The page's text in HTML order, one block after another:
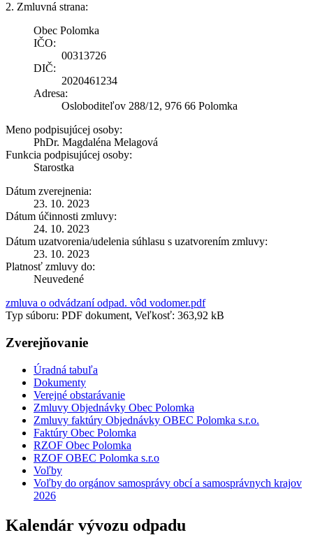
2. Zmluvná strana:
Obec Polomka
IČO:
00313726
DIČ:
2020461234
Adresa:
Osloboditeľov 288/12, 976 66 Polomka
Meno podpisujúcej osoby:
PhDr. Magdaléna Melagová
Funkcia podpisujúcej osoby:
Starostka
Dátum zverejnenia:
23. 10. 2023
Dátum účinnosti zmluvy:
24. 10. 2023
Dátum uzatvorenia/udelenia súhlasu s uzatvorením zmluvy:
23. 10. 2023
Platnosť zmluvy do:
Neuvedené
zmluva o odvádzaní odpad. vôd vodomer.pdf
Typ súboru: PDF dokument, Veľkosť: 363,92 kB
Zverejňovanie
Úradná tabuľa
Dokumenty
Verejné obstarávanie
Zmluvy Objednávky Obec Polomka
Zmluvy faktúry Objednávky OBEC Polomka s.r.o.
Faktúry Obec Polomka
RZOF Obec Polomka
RZOF OBEC Polomka s.r.o
Voľby
Voľby do orgánov samosprávy obcí a samosprávnych krajov
2026
Kalendár vývozu odpadu